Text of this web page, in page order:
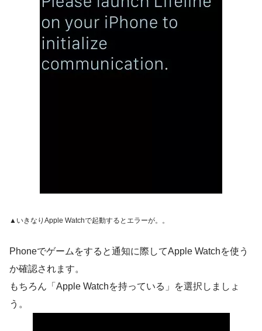
▲いきなりApple Watchで起動するとエラーが。。
Phoneでゲームをすると通知に際してApple Watchを使う
か確認されます。
もちろん「Apple Watchを持っている」を選択しましょ
う。